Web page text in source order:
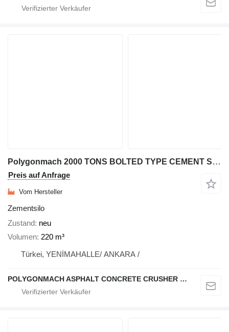
Polygonmach 2000 TONS BOLTED TYPE CEMENT SILO-STOCK
Preis auf Anfrage
Vom Hersteller
Zementsilo
Zustand neu
Volumen 220 m³
Türkei, YENİMAHALLE/ ANKARA /
POLYGONMACH ASPHALT CONCRETE CRUSHER SYSTEMS